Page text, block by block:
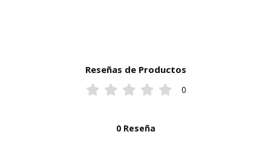
Reseñas de Productos
0
0 Reseña